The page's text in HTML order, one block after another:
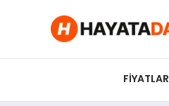
FIYATLAR